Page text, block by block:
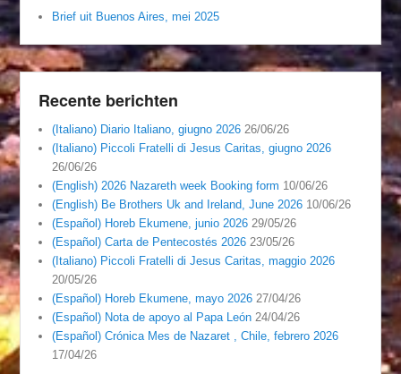
Brief uit Buenos Aires, mei 2025
Recente berichten
(Italiano) Diario Italiano, giugno 2026 26/06/26
(Italiano) Piccoli Fratelli di Jesus Caritas, giugno 2026
26/06/26
(English) 2026 Nazareth week Booking form 10/06/26
(English) Be Brothers Uk and Ireland, June 2026 10/06/26
(Español) Horeb Ekumene, junio 2026 29/05/26
(Español) Carta de Pentecostés 2026 23/05/26
(Italiano) Piccoli Fratelli di Jesus Caritas, maggio 2026
20/05/26
(Español) Horeb Ekumene, mayo 2026 27/04/26
(Español) Nota de apoyo al Papa León 24/04/26
(Español) Crónica Mes de Nazaret , Chile, febrero 2026
17/04/26